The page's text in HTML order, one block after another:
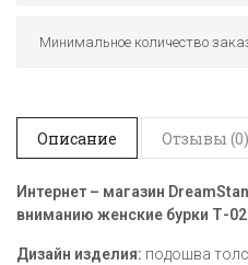
Минимальное количество
Описание Отзывы (0)
Интернет – магазин
вниманию женские бурки Т-
Дизайн изделия: подошва